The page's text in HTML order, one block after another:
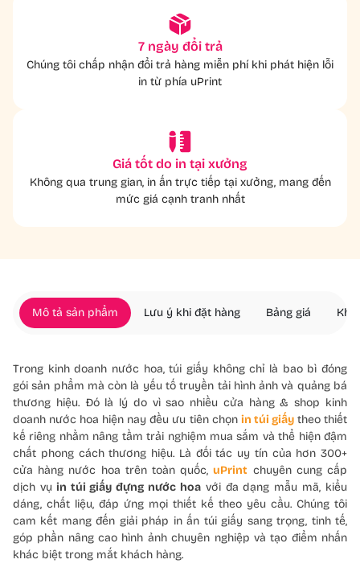
7 ngày đổi trả
Chúng tôi chấp nhận đổi trả hàng miễn phí khi phát hiện lỗi
in từ phía uPrint
Giá tốt do in tại xưởng
Không qua trung gian, in ấn trực tiếp tại xưởng, mang đến
mức giá cạnh tranh nhất
Mô tả sản phẩm Lưu ý khi đặt hàng Bảng giá
Trong kinh doanh nước hoa, túi giấy không chỉ là bao bì đóng
gói sản phẩm mà còn là yếu tố truyền tải hình ảnh và quảng bá
thương hiệu. Đó là lý do vì sao nhiều cửa hàng & shop kinh
doanh nước hoa hiện nay đều ưu tiên chọn in túi giấytheo thiết
kế riêng nhằm nâng tầm trải nghiệm mua sắm và thể hiện đậm
chất phong cách thương hiệu. Là đối tác uy tín của hơn 300+
cửa hàng nước hoa trên toàn quốc,uPrint chuyên cung cấp
dịch vụ in túi giấy đựng nước hoavới đa dạng mẫu mã, kiểu
dáng, chất liệu, đáp ứng mọi thiết kế theo yêu cầu. Chúng tôi
cam kết mang đến giải pháp in ấn túi giấy sang trọng, tinh tế,
góp phần nâng cao hình ảnh chuyên nghiệp và tạo điểm nhấn
khác biệt trong mắt khách hàng.